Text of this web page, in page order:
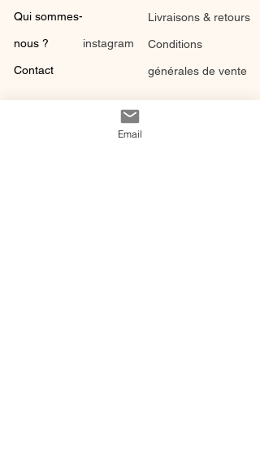
Qui sommes-
nous ?
Contact
instagram
Livraisons & retours
Conditions
générales de vente
Email